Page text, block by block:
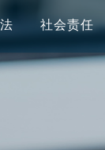
社会责任